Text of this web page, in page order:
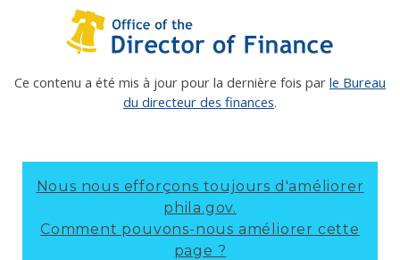
Ce contenu a été mis à jour pour la dernière fois par le Bureau
du directeur des finances.
Nous nous efforçons toujours d'améliorer
phila.gov.
Comment pouvons-nous améliorer cette
page ?